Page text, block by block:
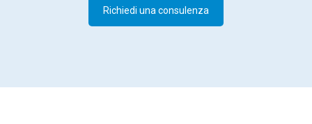
Richiedi una consulenza